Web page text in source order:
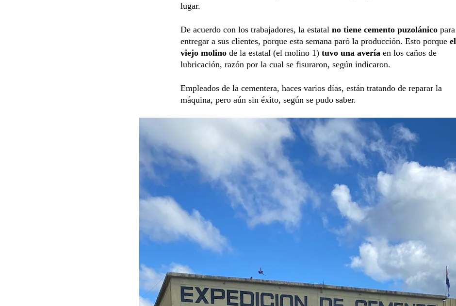
lugar.
De acuerdo con los trabajadores, la estatal no tiene cemento puzolánico para
entregar a sus clientes, porque esta semana paró la producción. Esto porque el
viejo molino de la estatal (el molino 1) tuvo una avería en los caños de
lubricación, razón por la cual se fisuraron, según indicaron.
Empleados de la cementera, haces varios días, están tratando de reparar la
máquina, pero aún sin éxito, según se pudo saber.